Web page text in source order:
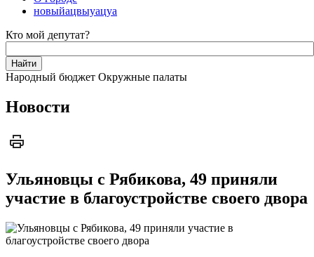
новыйацвыуацуа
Кто мой депутат?
Народный бюджет Окружные палаты
Новости
Ульяновцы с Рябикова, 49 приняли
участие в благоустройстве своего двора